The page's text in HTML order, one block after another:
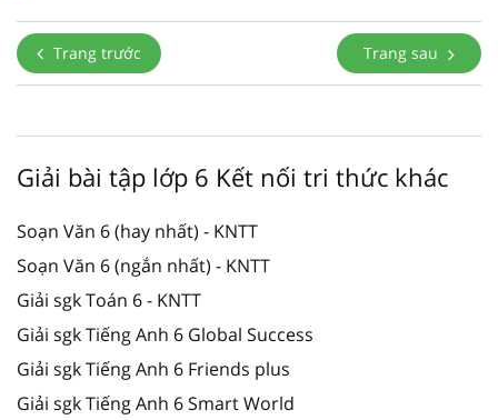
Trang trước Trang sau
Giải bài tập lớp 6 Kết nối tri thức khác
Soạn Văn 6 (hay nhất) - KNTT
Soạn Văn 6 (ngắn nhất) - KNTT
Giải sgk Toán 6 - KNTT
Giải sgk Tiếng Anh 6 Global Success
Giải sgk Tiếng Anh 6 Friends plus
Giải sgk Tiếng Anh 6 Smart World